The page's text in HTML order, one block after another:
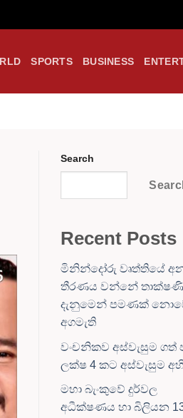
SPORTS BUSINESS
Search
Recent Posts
මිනින්දෝරු වෘත්තියේ
තීරණය වන්නේ
දැනුමෙන් පමණක්
අගමැති
වංචනිකව අස්වැසුම ගත්
ලක්ෂ 4 කට අස්වැසුම
මහා බැංකුවේ දුර්වල
අධීක්ෂණය හා බිලියන